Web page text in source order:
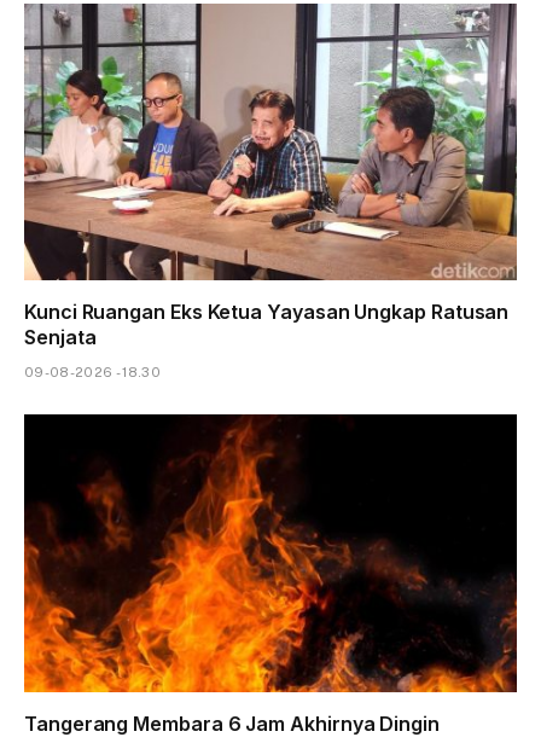
Kunci Ruangan Eks Ketua Yayasan Ungkap Ratusan
Senjata
09-08-2026 - 18.30
Tangerang Membara 6 Jam Akhirnya Dingin